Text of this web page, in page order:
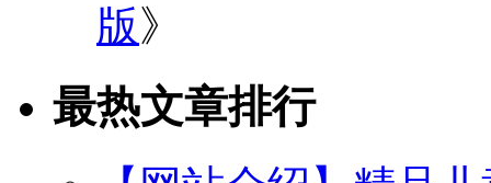
版》
最热文章排行